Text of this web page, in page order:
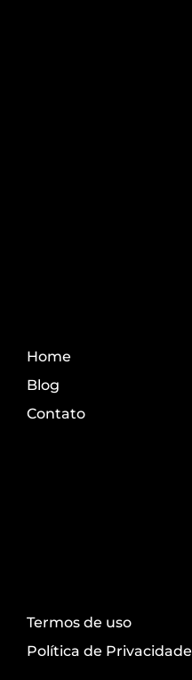
Home
Blog
Contato
Termos de uso
Política de Privacidade